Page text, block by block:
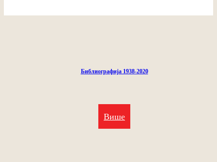
Библиографија 1938-2020
Више